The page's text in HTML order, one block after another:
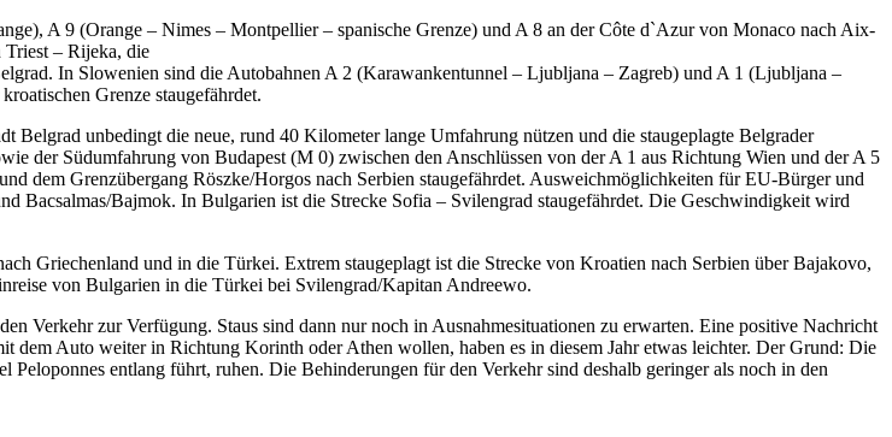
A 9 (Orange – Nimes – Montpellier – spanische Grenze) und A 8 an der Côte d`Azur von Monaco nach Aix-
Triest – Rijeka, die
In Slowenien sind die Autobahnen A 2 (Karawankentunnel – Ljubljana – Zagreb) und A 1 (Ljubljana –
Grenze staugefährdet.
Belgrad unbedingt die neue, rund 40 Kilometer lange Umfahrung nützen und die staugeplagte Belgrader
der Südumfahrung von Budapest (M 0) zwischen den Anschlüssen von der A 1 aus Richtung Wien und der A 5
dem Grenzübergang Röszke/Horgos nach Serbien staugefährdet. Ausweichmöglichkeiten für EU-Bürger und
Bacsalmas/Bajmok. In Bulgarien ist die Strecke Sofia – Svilengrad staugefährdet. Die Geschwindigkeit wird
Griechenland und in die Türkei. Extrem staugeplagt ist die Strecke von Kroatien nach Serbien über Bajakovo,
von Bulgarien in die Türkei bei Svilengrad/Kapitan Andreewo.
Verkehr zur Verfügung. Staus sind dann nur noch in Ausnahmesituationen zu erwarten. Eine positive Nachricht
dem Auto weiter in Richtung Korinth oder Athen wollen, haben es in diesem Jahr etwas leichter. Der Grund: Die
entlang führt, ruhen. Die Behinderungen für den Verkehr sind deshalb geringer als noch in den